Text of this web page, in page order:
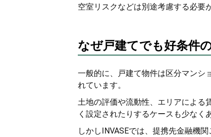
空室リスクなどは別途考慮する必要
なぜ戸建てでも好条件
一般的に、戸建て物件は区分マンシ
れています。
土地の評価や流動性、エリアによる
く設定されたりするケースも少なく
しかしINVASEでは、提携先金融機